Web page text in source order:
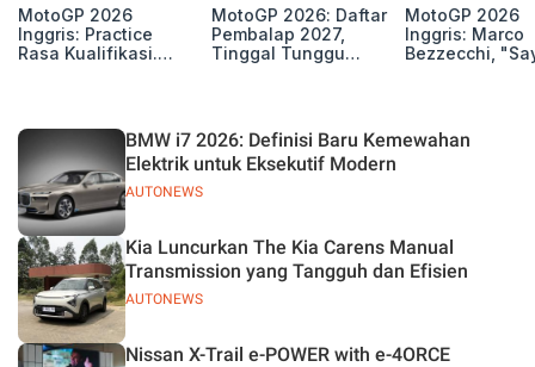
MotoGP 2026
Inggris: Practice
Rasa Kualifikasi.
Silverstone!
MotoGP 2026: Daftar
Pembalap 2027,
Tinggal Tunggu
MotoGP 2026
Inggris: Marco
Bezzecchi,
AUTONEWS
BMW i7 2026: Definisi Baru Kemewahan
Elektrik untuk Eksekutif Modern
AUTONEWS
Kia Luncurkan The Kia Carens Manual
Transmission yang Tangguh dan Efisien
Nissan X-Trail e-POWER with e-4ORCE